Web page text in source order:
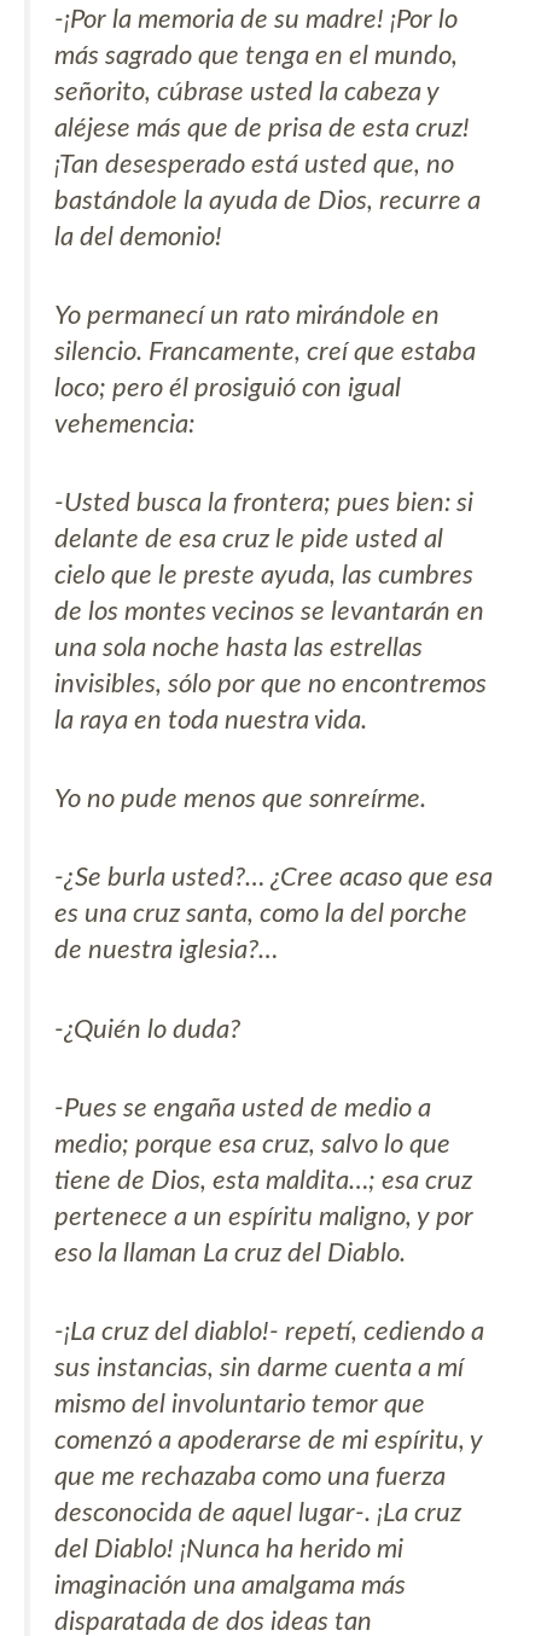
-¡Por la memoria de su madre! ¡Por lo
más sagrado que tenga en el mundo,
señorito, cúbrase usted la cabeza y
aléjese más que de prisa de esta cruz!
¡Tan desesperado está usted que, no
bastándole la ayuda de Dios, recurre a
la del demonio!
Yo permanecí un rato mirándole en
silencio. Francamente, creí que estaba
loco; pero él prosiguió con igual
vehemencia:
-Usted busca la frontera; pues bien: si
delante de esa cruz le pide usted al
cielo que le preste ayuda, las cumbres
de los montes vecinos se levantarán en
una sola noche hasta las estrellas
invisibles, sólo por que no encontremos
la raya en toda nuestra vida.
Yo no pude menos que sonreírme.
-¿Se burla usted?… ¿Cree acaso que esa
es una cruz santa, como la del porche
de nuestra iglesia?…
-¿Quién lo duda?
-Pues se engaña usted de medio a
medio; porque esa cruz, salvo lo que
tiene de Dios, esta maldita…; esa cruz
pertenece a un espíritu maligno, y por
eso la llaman La cruz del Diablo.
-¡La cruz del diablo!- repetí, cediendo a
sus instancias, sin darme cuenta a mí
mismo del involuntario temor que
comenzó a apoderarse de mi espíritu, y
que me rechazaba como una fuerza
desconocida de aquel lugar-. ¡La cruz
del Diablo! ¡Nunca ha herido mi
imaginación una amalgama más
disparatada de dos ideas tan